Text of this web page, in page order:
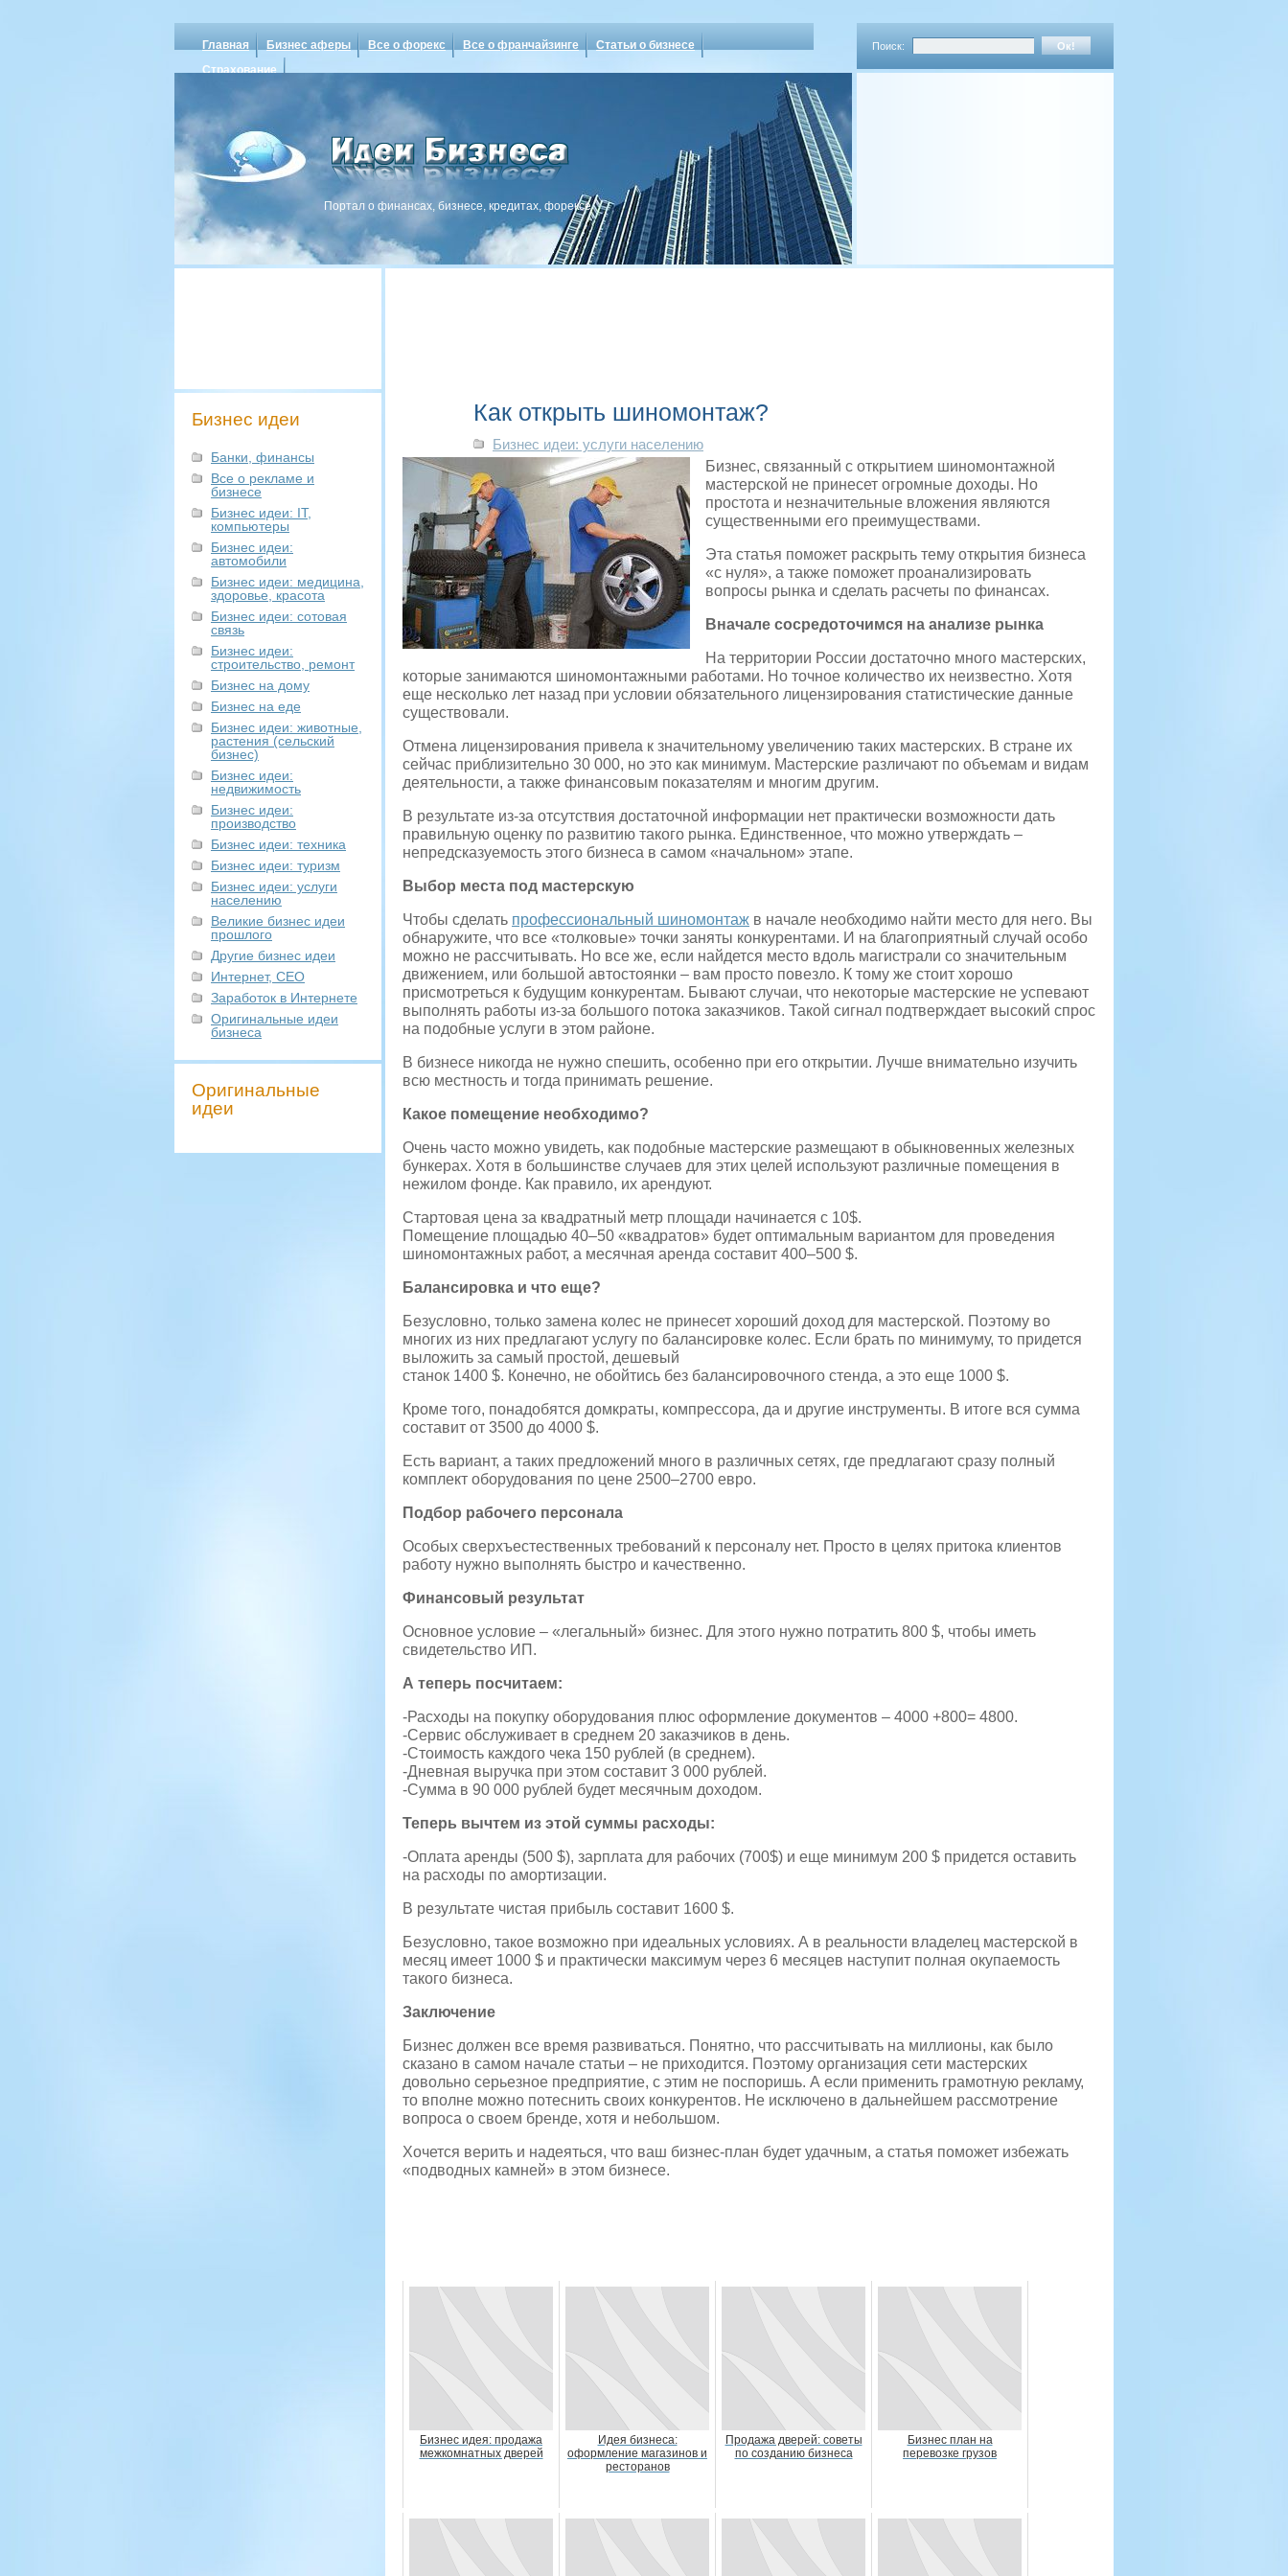
Главная Бизнес аферы Все о форекс Все о франчайзинге
Статьи о бизнесе
Страхование
Поиск:
Портал о финансах, бизнесе, кредитах, форексе
Бизнес идеи
Банки, финансы
Все о рекламе и
бизнесе
Бизнес идеи: IT,
компьютеры
Бизнес идеи:
автомобили
Бизнес идеи: медицина,
здоровье, красота
Бизнес идеи: сотовая
связь
Бизнес идеи:
строительство, ремонт
Бизнес на дому
Бизнес на еде
Бизнес идеи: животные,
растения (сельский
бизнес)
Бизнес идеи:
недвижимость
Бизнес идеи:
производство
Бизнес идеи: техника
Бизнес идеи: туризм
Бизнес идеи: услуги
населению
Великие бизнес идеи
прошлого
Другие бизнес идеи
Интернет, СЕО
Заработок в Интернете
Оригинальные идеи
бизнеса
Оригинальные
идеи
Как открыть шиномонтаж?
Бизнес идеи: услуги населению
Бизнес, связанный с открытием шиномонтажной
мастерской не принесет огромные доходы. Но
простота и незначительные вложения являются
существенными его преимуществами.
Эта статья поможет раскрыть тему открытия бизнеса
«с нуля», а также поможет проанализировать
вопросы рынка и сделать расчеты по финансах.
Вначале сосредоточимся на анализе рынка
На территории России достаточно много мастерских,
которые занимаются шиномонтажными работами. Но точное количество их неизвестно. Хотя
еще несколько лет назад при условии обязательного лицензирования статистические данные
существовали.
Отмена лицензирования привела к значительному увеличению таких мастерских. В стране их
сейчас приблизительно 30 000, но это как минимум. Мастерские различают по объемам и видам
деятельности, а также финансовым показателям и многим другим.
В результате из-за отсутствия достаточной информации нет практически возможности дать
правильную оценку по развитию такого рынка. Единственное, что можно утверждать –
непредсказуемость этого бизнеса в самом «начальном» этапе.
Выбор места под мастерскую
Чтобы сделать профессиональный шиномонтаж в начале необходимо найти место для него. Вы
обнаружите, что все «толковые» точки заняты конкурентами. И на благоприятный случай особо
можно не рассчитывать. Но все же, если найдется место вдоль магистрали со значительным
движением, или большой автостоянки – вам просто повезло. К тому же стоит хорошо
присмотреться к будущим конкурентам. Бывают случаи, что некоторые мастерские не успевают
выполнять работы из-за большого потока заказчиков. Такой сигнал подтверждает высокий спрос
на подобные услуги в этом районе.
В бизнесе никогда не нужно спешить, особенно при его открытии. Лучше внимательно изучить
всю местность и тогда принимать решение.
Какое помещение необходимо?
Очень часто можно увидеть, как подобные мастерские размещают в обыкновенных железных
бункерах. Хотя в большинстве случаев для этих целей используют различные помещения в
нежилом фонде. Как правило, их арендуют.
Стартовая цена за квадратный метр площади начинается с 10$.
Помещение площадью 40–50 «квадратов» будет оптимальным вариантом для проведения
шиномонтажных работ, а месячная аренда составит 400–500 $.
Балансировка и что еще?
Безусловно, только замена колес не принесет хороший доход для мастерской. Поэтому во
многих из них предлагают услугу по балансировке колес. Если брать по минимуму, то придется
выложить за самый простой, дешевый
станок 1400 $. Конечно, не обойтись без балансировочного стенда, а это еще 1000 $.
Кроме того, понадобятся домкраты, компрессора, да и другие инструменты. В итоге вся сумма
составит от 3500 до 4000 $.
Есть вариант, а таких предложений много в различных сетях, где предлагают сразу полный
комплект оборудования по цене 2500–2700 евро.
Подбор рабочего персонала
Особых сверхъестественных требований к персоналу нет. Просто в целях притока клиентов
работу нужно выполнять быстро и качественно.
Финансовый результат
Основное условие – «легальный» бизнес. Для этого нужно потратить 800 $, чтобы иметь
свидетельство ИП.
А теперь посчитаем:
-Расходы на покупку оборудования плюс оформление документов – 4000 +800= 4800.
-Сервис обслуживает в среднем 20 заказчиков в день.
-Стоимость каждого чека 150 рублей (в среднем).
-Дневная выручка при этом составит 3 000 рублей.
-Сумма в 90 000 рублей будет месячным доходом.
Теперь вычтем из этой суммы расходы:
-Оплата аренды (500 $), зарплата для рабочих (700$) и еще минимум 200 $ придется оставить
на расходы по амортизации.
В результате чистая прибыль составит 1600 $.
Безусловно, такое возможно при идеальных условиях. А в реальности владелец мастерской в
месяц имеет 1000 $ и практически максимум через 6 месяцев наступит полная окупаемость
такого бизнеса.
Заключение
Бизнес должен все время развиваться. Понятно, что рассчитывать на миллионы, как было
сказано в самом начале статьи – не приходится. Поэтому организация сети мастерских
довольно серьезное предприятие, с этим не поспоришь. А если применить грамотную рекламу,
то вполне можно потеснить своих конкурентов. Не исключено в дальнейшем рассмотрение
вопроса о своем бренде, хотя и небольшом.
Хочется верить и надеяться, что ваш бизнес-план будет удачным, а статья поможет избежать
«подводных камней» в этом бизнесе.
Бизнес идея: продажа
межкомнатных дверей
Идея бизнеса:
оформление магазинов и
ресторанов
Продажа дверей: советы
по созданию бизнеса
Бизнес план на
перевозке грузов